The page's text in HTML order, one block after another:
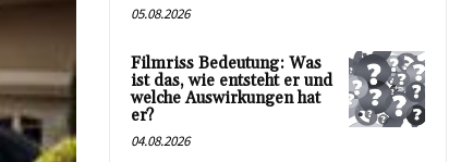
05.08.2026
Filmriss Bedeutung: Was
ist das, wie entsteht er und
welche Auswirkungen hat
er?
04.08.2026